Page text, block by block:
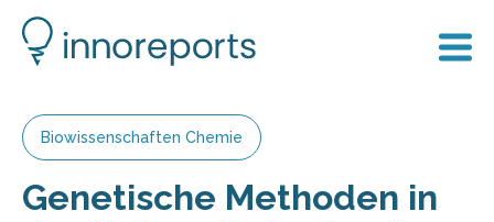
Biowissenschaften Chemie
Genetische Methoden in